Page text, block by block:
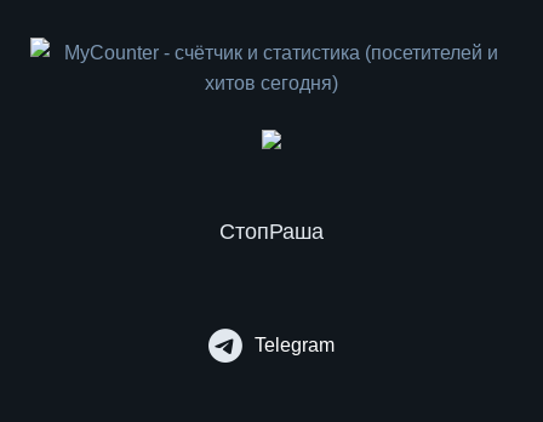
СтопРаша
Telegram